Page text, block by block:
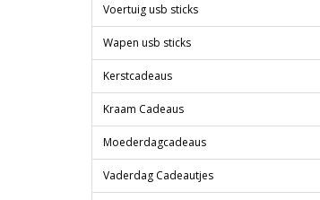
Voertuig usb sticks
Wapen usb sticks
Kerstcadeaus
Kraam Cadeaus
Moederdagcadeaus
Vaderdag Cadeautjes